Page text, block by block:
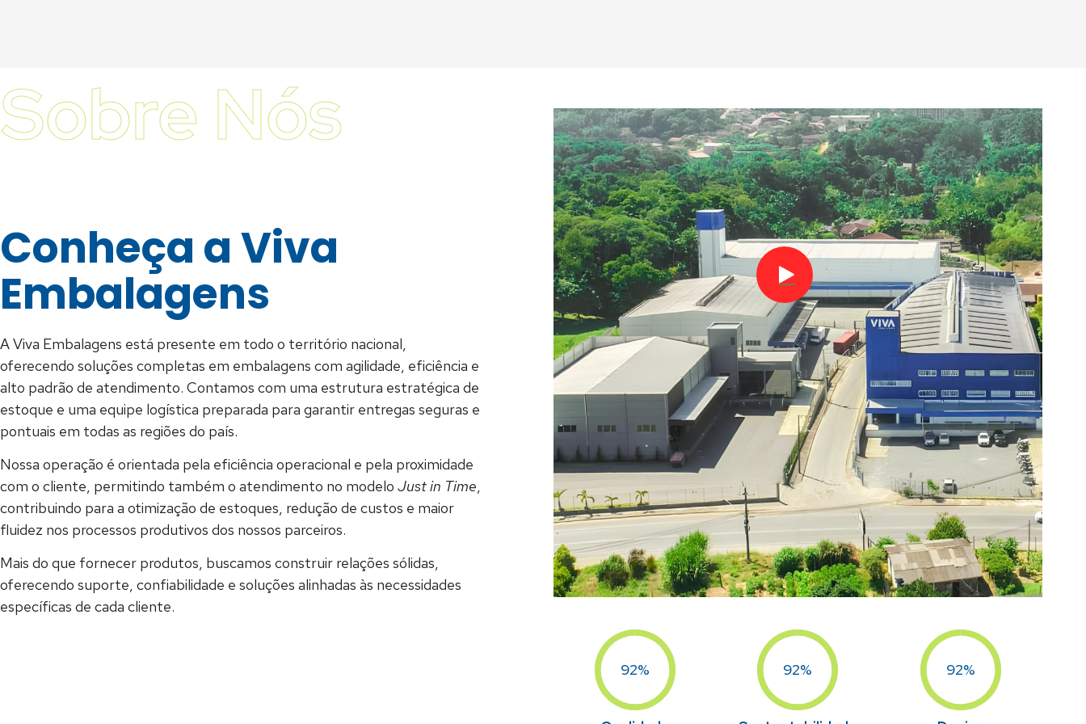
Sobre Nós
Conheça a Viva
Embalagens
A Viva Embalagens está presente em todo o território nacional,
oferecendo soluções completas em embalagens com agilidade, eficiência e
alto padrão de atendimento. Contamos com uma estrutura estratégica de
estoque e uma equipe logística preparada para garantir entregas seguras e
pontuais em todas as regiões do país.
Nossa operação é orientada pela eficiência operacional e pela proximidade
com o cliente, permitindo também o atendimento no modelo Just in Time,
contribuindo para a otimização de estoques, redução de custos e maior
fluidez nos processos produtivos dos nossos parceiros.
Mais do que fornecer produtos, buscamos construir relações sólidas,
oferecendo suporte, confiabilidade e soluções alinhadas às necessidades
específicas de cada cliente.
100% 100% 100%